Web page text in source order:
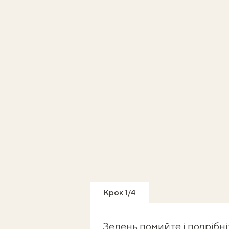
Крок 1/4
Зелень помийте і